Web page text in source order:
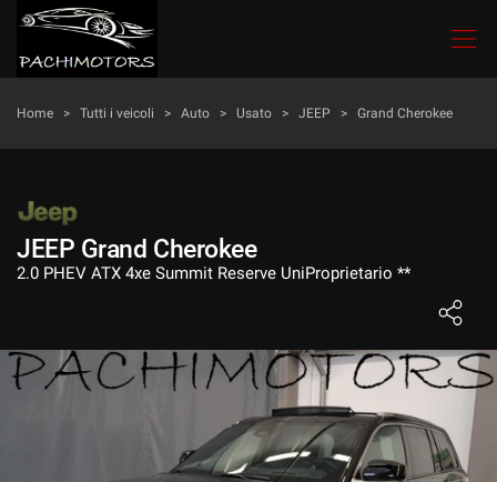
HOME
CONTATTI
Home > Tutti i veicoli > Auto > Usato > JEEP > Grand Cherokee
JEEP Grand Cherokee
2.0 PHEV ATX 4xe Summit Reserve UniProprietario **
tue
preferenze
di
pannello
ti
consente
di
tue
preferenze